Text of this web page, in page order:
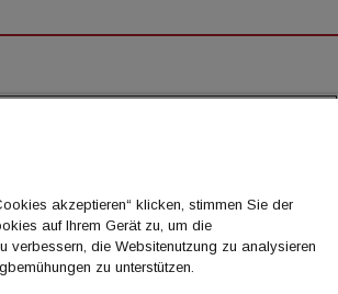
akzeptieren“ klicken, stimmen Sie der
auf Ihrem Gerät zu, um die
verbessern, die Websitenutzung zu analysieren
zu unterstützen.